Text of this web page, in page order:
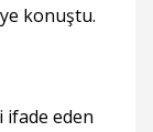
konuştu.
ifade eden